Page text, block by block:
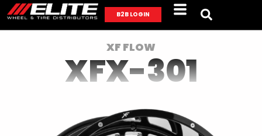
B2B LOGIN
XF FLOW
XFX-301